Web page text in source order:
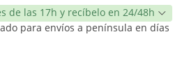
de las 17h y recíbelo en 24/48h
para envíos a península en días